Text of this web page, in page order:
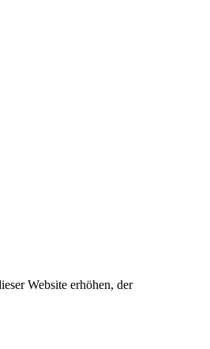
Website erhöhen, der